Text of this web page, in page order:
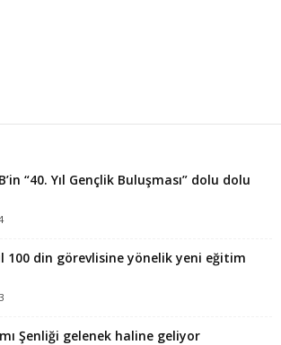
“40. Yıl Gençlik Buluşması” dolu dolu
100 din görevlisine yönelik yeni eğitim
Şenliği gelenek haline geliyor